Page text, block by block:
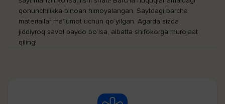
qonunchilikka binoan himoyalangan. Saytdagi barcha
materiallar ma’lumot uchun qo‘yilgan. Agarda sizda
jiddiyroq savol paydo bo‘lsa, albatta shifokorga murojaat
qiling!